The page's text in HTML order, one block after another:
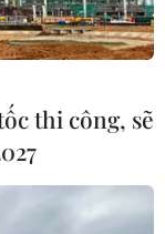
thi công, sẽ